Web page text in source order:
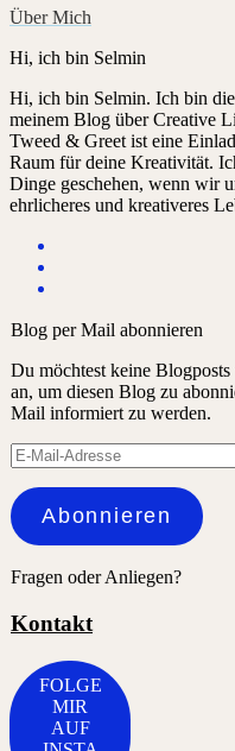
Über Mich
Hi, ich bin Selmin
Hi, ich bin Selmin. Ich bin
meinem Blog über Creative
Tweed & Greet ist eine
Raum für deine Kreativität.
Dinge geschehen, wenn wir
ehrlicheres und kreativeres
Blog per Mail abonnieren
Du möchtest keine
an, um diesen Blog zu
Mail informiert zu werden.
E-
Mail-
Adresse
Abonnieren
Fragen oder Anliegen?
Kontakt
FOLGE
MIR
AUF